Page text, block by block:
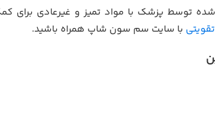
شده توسط پزشک با مواد تمیز و غیرعادی برای
با سایت سم سون شاپ همراه باشید.